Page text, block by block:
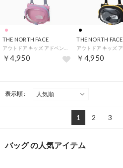
THE NORTH FACE
￥4,950
THE NORTH FACE
￥4,950
表示順 :
1 2 3
バッグ の人気アイテム